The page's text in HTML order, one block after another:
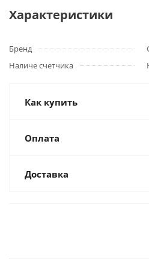
Характеристики
Бренд
Наличе счетчика
Как купить
Оплата
Доставка